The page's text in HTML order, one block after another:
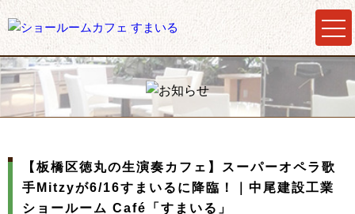
【板橋区徳丸の生演奏カフェ】スーパーオペラ歌
手Mitzyが6/16すまいるに降臨！｜中尾建設工業
ショールーム Café「すまいる」